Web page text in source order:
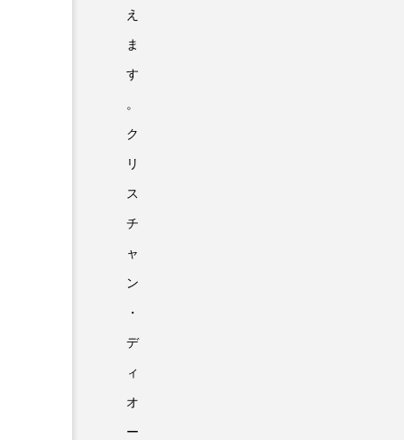
え
ま
す
。
ク
リ
ス
チ
ャ
ン
・
デ
ィ
オ
ー